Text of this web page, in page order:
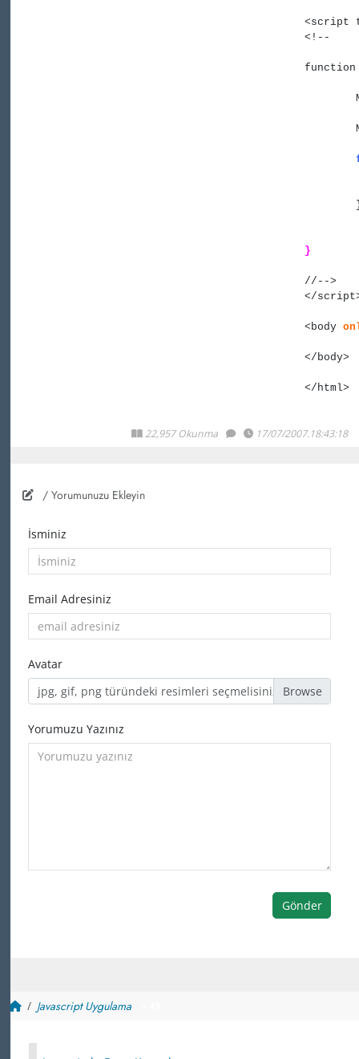
<script
<!--
}
//-->
</script
<body
</body>
</html>
22,957 Okunma 17/07/2007.18:43:18
/ Yorumunuzu Ekleyin
İsminiz
Email Adresiniz
Avatar
jpg, gif, png türündeki resimleri seçmelisiniz
Yorumuzu Yazınız
Gönder
Javascript Uygulama